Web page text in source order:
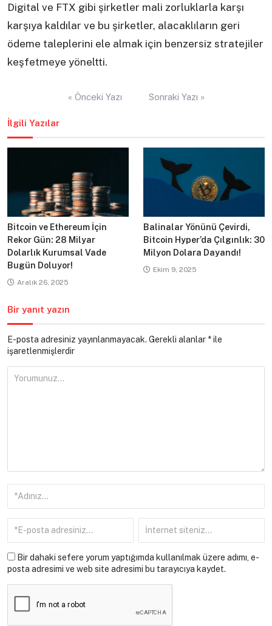
Digital ve FTX gibi şirketler mali zorluklarla karşı
karşıya kaldılar ve bu şirketler, alacaklıların geri
ödeme taleplerini ele almak için benzersiz stratejiler
keşfetmeye yöneltti.
« Önceki Yazı Sonraki Yazı »
İlgili Yazılar
Bitcoin ve Ethereum İçin
Rekor Gün: 28 Milyar
Dolarlık Kurumsal Vade
Bugün Doluyor!
Aralık 26, 2025
Balinalar Yönünü Çevirdi,
Bitcoin Hyper’da Çılgınlık: 30
Milyon Dolara Dayandı!
Ekim 9, 2025
Bir yanıt yazın
E-posta adresiniz yayınlanmayacak. Gerekli alanlar *ile
işaretlenmişlerdir
Bir dahaki sefere yorum yaptığımda kullanılmak üzere adımı, e-
posta adresimi ve web site adresimi bu tarayıcıya kaydet.